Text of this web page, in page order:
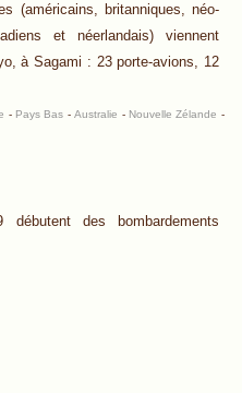
(américains, britanniques, néo-
et néerlandais) viennent
à Sagami : 23 porte-avions, 12
- Pays Bas -Australie - Nouvelle Zélande -
des bombardements